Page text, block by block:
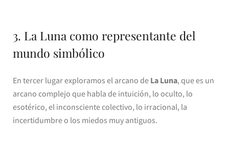
3. La Luna como representante del
mundo simbólico
En tercer lugar exploramos el arcano de La Luna, que es un
arcano complejo que habla de intuición, lo oculto, lo
esotérico, el inconsciente colectivo, lo irracional, la
incertidumbre o los miedos muy antiguos.